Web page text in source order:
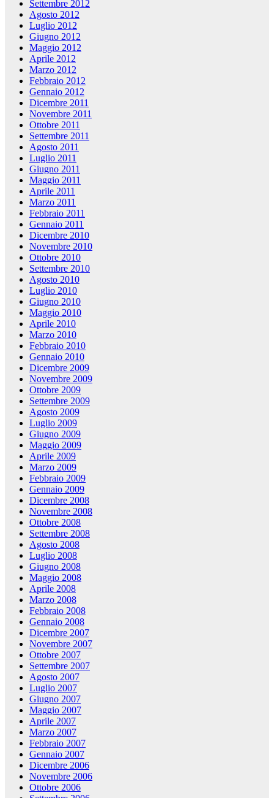
Settembre 2012
Agosto 2012
Luglio 2012
Giugno 2012
Maggio 2012
Aprile 2012
Marzo 2012
Febbraio 2012
Gennaio 2012
Dicembre 2011
Novembre 2011
Ottobre 2011
Settembre 2011
Agosto 2011
Luglio 2011
Giugno 2011
Maggio 2011
Aprile 2011
Marzo 2011
Febbraio 2011
Gennaio 2011
Dicembre 2010
Novembre 2010
Ottobre 2010
Settembre 2010
Agosto 2010
Luglio 2010
Giugno 2010
Maggio 2010
Aprile 2010
Marzo 2010
Febbraio 2010
Gennaio 2010
Dicembre 2009
Novembre 2009
Ottobre 2009
Settembre 2009
Agosto 2009
Luglio 2009
Giugno 2009
Maggio 2009
Aprile 2009
Marzo 2009
Febbraio 2009
Gennaio 2009
Dicembre 2008
Novembre 2008
Ottobre 2008
Settembre 2008
Agosto 2008
Luglio 2008
Giugno 2008
Maggio 2008
Aprile 2008
Marzo 2008
Febbraio 2008
Gennaio 2008
Dicembre 2007
Novembre 2007
Ottobre 2007
Settembre 2007
Agosto 2007
Luglio 2007
Giugno 2007
Maggio 2007
Aprile 2007
Marzo 2007
Febbraio 2007
Gennaio 2007
Dicembre 2006
Novembre 2006
Ottobre 2006